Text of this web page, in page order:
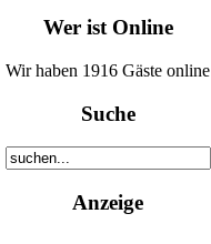
Wer ist Online
Wir haben 1916 Gäste online
Suche
Anzeige